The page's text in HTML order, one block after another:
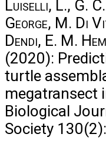
Luiselli, L., G.
George, M. Di
Dendi, E. M.
(2020):
turtle
megatransect
Biological
Society